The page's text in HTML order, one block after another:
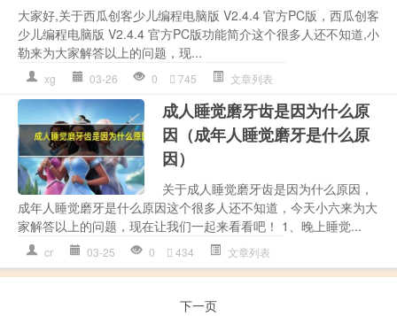
大家好,关于西瓜创客少儿编程电脑版 V2.4.4 官方PC版，西瓜创客
少儿编程电脑版 V2.4.4 官方PC版功能简介这个很多人还不知道,小
勒来为大家解答以上的问题，现...
xg 03-26 0 745 文章列表
成人睡觉磨牙齿是因为什么原
因（成年人睡觉磨牙是什么原
因）
关于成人睡觉磨牙齿是因为什么原因，
成年人睡觉磨牙是什么原因这个很多人还不知道，今天小六来为大
家解答以上的问题，现在让我们一起来看看吧！ 1、晚上睡觉...
cr 03-25 0 434 文章列表
下一页